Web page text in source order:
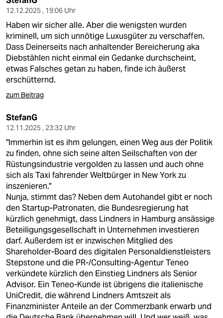
12.12.2025 , 19:06 Uhr
Haben wir sicher alle. Aber die wenigsten wurden
kriminell, um sich unnötige Luxusgüter zu verschaffen.
Dass Deinerseits nach anhaltender Bereicherung aka
Diebstählen nicht einmal ein Gedanke durchscheint,
etwas Falsches getan zu haben, finde ich äußerst
erschütternd.
zum Beitrag
StefanG
12.11.2025 , 23:32 Uhr
"Immerhin ist es ihm gelungen, einen Weg aus der Politik
zu finden, ohne sich seine alten Seilschaften von der
Rüstungsindustrie vergolden zu lassen und auch ohne
sich als Taxi fahrender Weltbürger in New York zu
inszenieren."
Nunja, stimmt das? Neben dem Autohandel gibt er noch
den Startup-Patronaten, die Bundesregierung hat
kürzlich genehmigt, dass Lindners in Hamburg ansässige
Beteiligungsgesellschaft in Unternehmen investieren
darf. Außerdem ist er inzwischen Mitglied des
Shareholder-Board des digitalen Personaldienstleisters
Stepstone und die PR-/Consulting-Agentur Teneo
verkündete kürzlich den Einstieg Lindners als Senior
Advisor. Ein Teneo-Kunde ist übrigens die italienische
UniCredit, die während Lindners Amtszeit als
Finanzminister Anteile an der Commerzbank erwarb und